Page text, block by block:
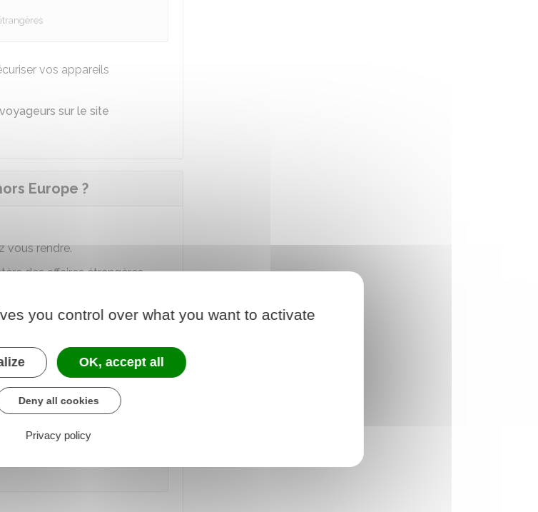
vos appareils
sur le site
Europe ?
vous rendre.
des affaires étrangères
mois après le retour.
passeport valide à la
ou suisses disposant
continuer à
you control over what you want to activate
OK, accept all
Deny all cookies
Privacy policy